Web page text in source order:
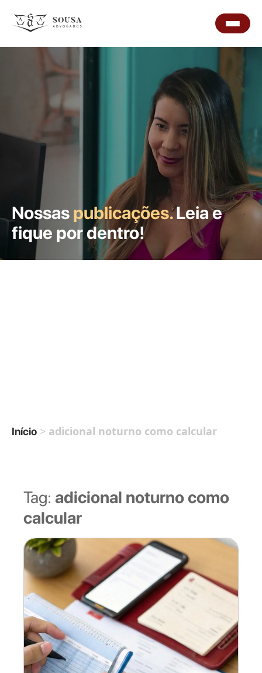
Nossaspublicações.Leia e
fique por dentro!
Início > adicional noturno como calcular
Tag: adicional noturno como
calcular